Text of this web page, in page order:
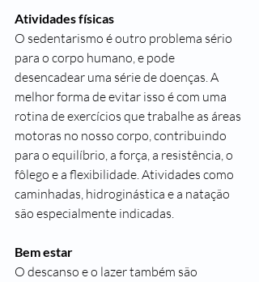
Atividades físicas
O sedentarismo é outro problema sério
para o corpo humano, e pode
desencadear uma série de doenças. A
melhor forma de evitar isso é com uma
rotina de exercícios que trabalhe as áreas
motoras no nosso corpo, contribuindo
para o equilíbrio, a força, a resistência, o
fôlego e a flexibilidade. Atividades como
caminhadas, hidroginástica e a natação
são especialmente indicadas.
Bem estar
O descanso e o lazer também são